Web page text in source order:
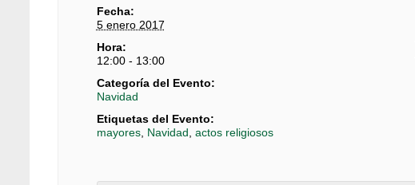
Fecha:
5 enero 2017
Hora:
12:00 - 13:00
Categoría del Evento:
Navidad
Etiquetas del Evento:
mayores, Navidad actos religiosos